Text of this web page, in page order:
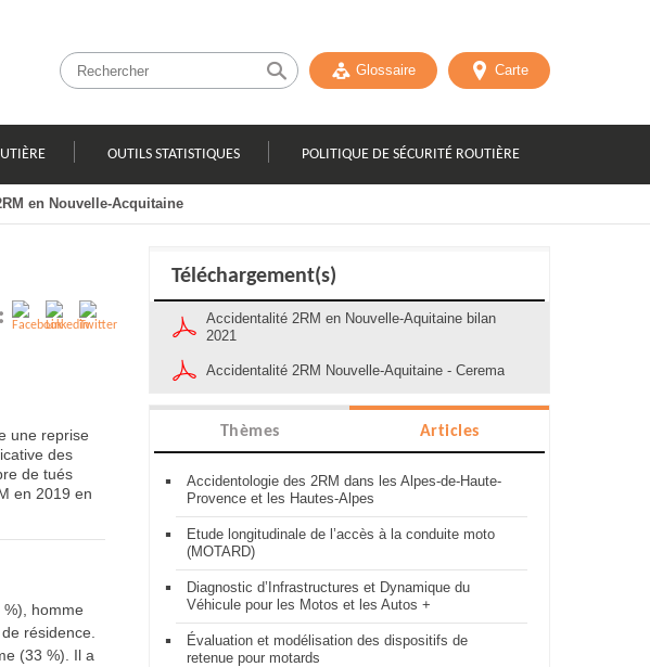
Glossaire Carte
OUTILS STATISTIQUES POLITIQUE DE SÉCURITÉ ROUTIÈRE
en Nouvelle-Acquitaine
une reprise
des
de tués
en 2019 en
homme
résidence.
(33 %). Il a
Téléchargement(s)
Accidentalité 2RM en Nouvelle-Aquitaine bilan
2021
Accidentalité 2RM Nouvelle-Aquitaine - Cerema
Thèmes Articles
Accidentologie des 2RM dans les Alpes-de-Haute-
Provence et les Hautes-Alpes
Etude longitudinale de l’accès à la conduite moto
(MOTARD)
Diagnostic d’Infrastructures et Dynamique du
Véhicule pour les Motos et les Autos +
Évaluation et modélisation des dispositifs de
retenue pour motards